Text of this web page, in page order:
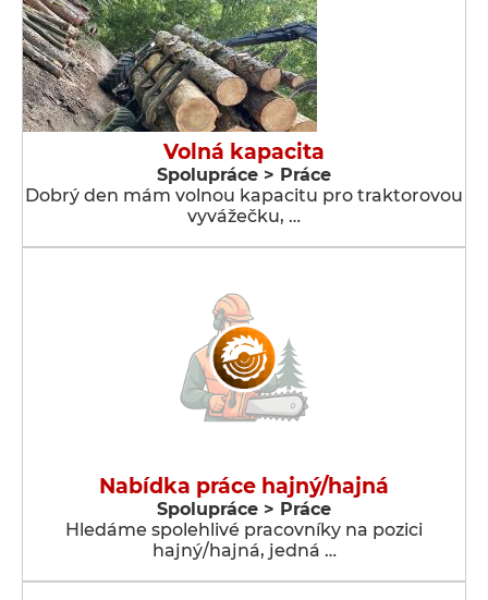
Volná kapacita
Spolupráce > Práce
Dobrý den mám volnou kapacitu pro traktorovou
vyvážečku, …
Nabídka práce hajný/hajná
Spolupráce > Práce
Hledáme spolehlivé pracovníky na pozici
hajný/hajná, jedná …